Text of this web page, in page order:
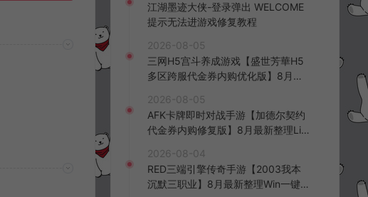
江湖墨迹大侠-登录弹出 WELCOME
提示无法进游戏修复教程
2026-08-05
三网H5宫斗养成游戏【盛世芳華H5
多区跨服代金券内购优化版】8月最
台+全资源安卓+详细搭建教程+视频
教程
2026-08-05
AFK卡牌即时对战手游【加德尔契约
代金券内购修复版】8月最新整理Lin
K授权后台+安卓苹果双端+详细搭建
教程+视频教程
2026-08-04
RED三端引擎传奇手游【2003我本
沉默三职业】8月最新整理Win一键